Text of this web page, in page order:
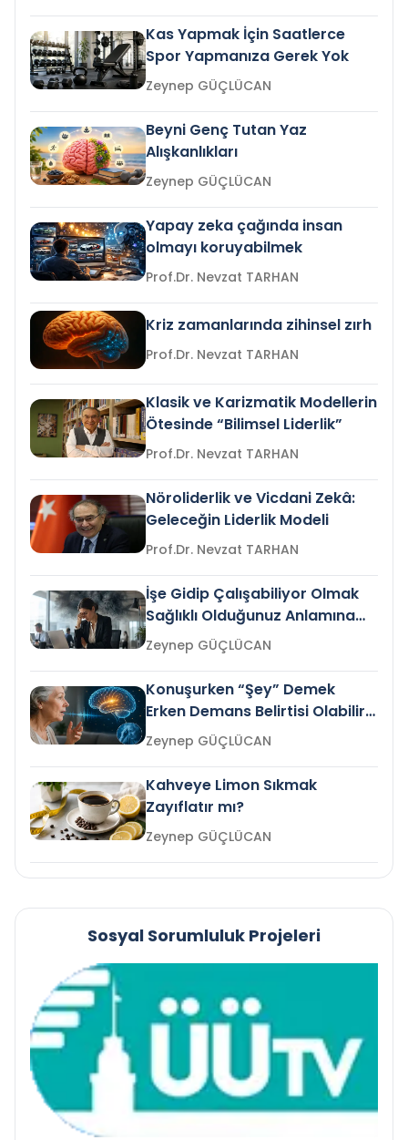
Kas Yapmak İçin Saatlerce
Spor Yapmanıza Gerek Yok
Zeynep GÜÇLÜCAN
Beyni Genç Tutan Yaz
Alışkanlıkları
Zeynep GÜÇLÜCAN
Yapay zeka çağında insan
olmayı koruyabilmek
Prof.Dr. Nevzat TARHAN
Kriz zamanlarında zihinsel zırh
Prof.Dr. Nevzat TARHAN
Klasik ve Karizmatik Modellerin
Ötesinde “Bilimsel Liderlik”
Prof.Dr. Nevzat TARHAN
Nöroliderlik ve Vicdani Zekâ:
Geleceğin Liderlik Modeli
Prof.Dr. Nevzat TARHAN
İşe Gidip Çalışabiliyor Olmak
Sağlıklı Olduğunuz Anlamına
Gelir mi?Zeynep GÜÇLÜCAN
Konuşurken “Şey” Demek
Erken Demans Belirtisi Olabilir
mi?
Zeynep GÜÇLÜCAN
Kahveye Limon Sıkmak
Zayıflatır mı?
Zeynep GÜÇLÜCAN
Sosyal Sorumluluk Projeleri